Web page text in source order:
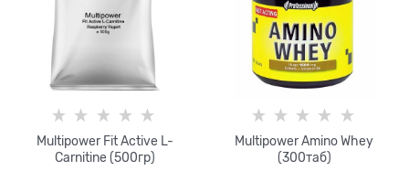
Multipower Fit Active L-
Carnitine (500гр)
Multipower Amino Whey
(300таб)